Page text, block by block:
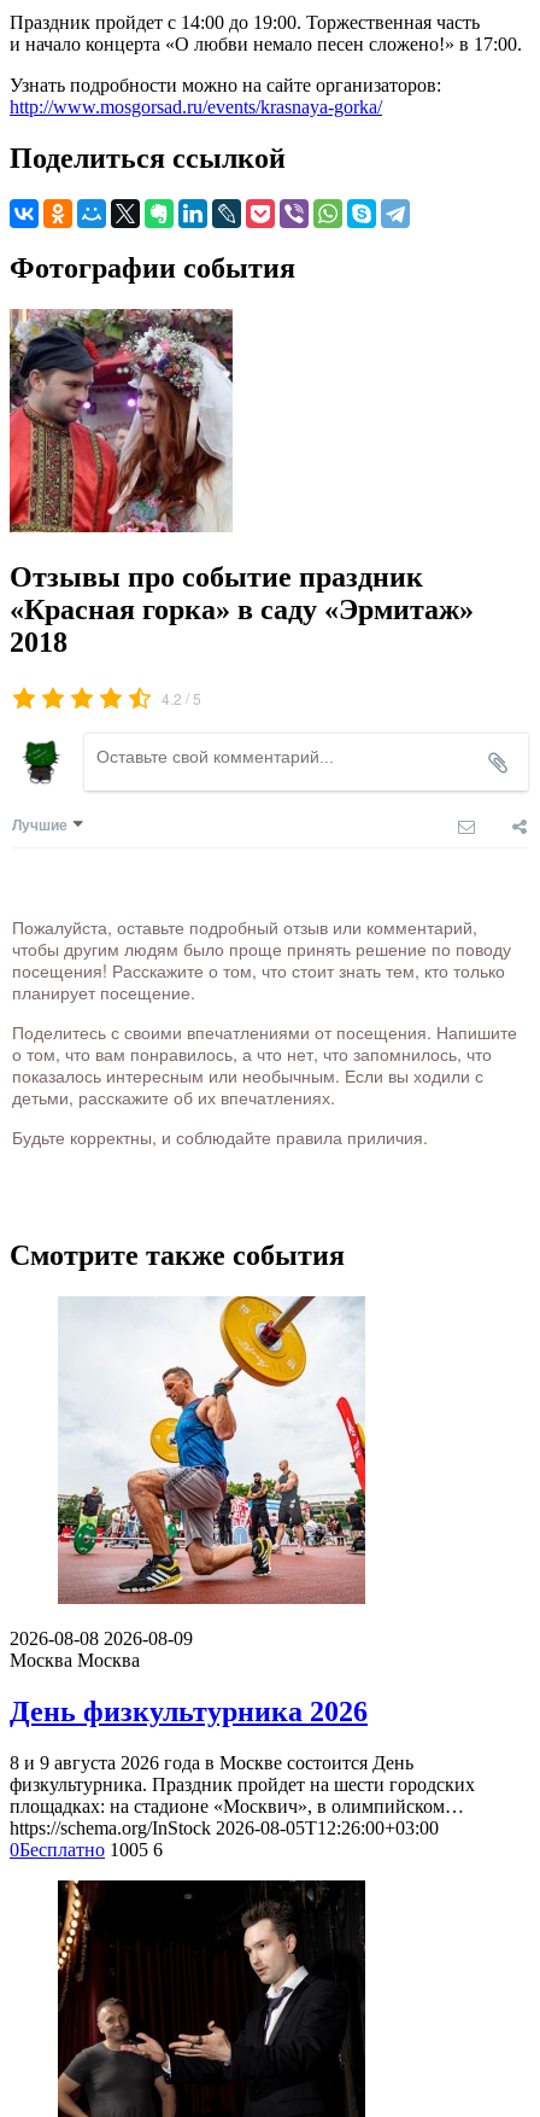
Праздник пройдет с 14:00 до 19:00. Торжественная часть
и начало концерта «О любви немало песен сложено!» в 17:00.
Узнать подробности можно на сайте организаторов:
http://www.mosgorsad.ru/events/krasnaya-gorka/
Поделиться ссылкой
Фотографии события
Отзывы про событие праздник
«Красная горка» в саду «Эрмитаж»
2018
4.2 / 5
Лучшие
Пожалуйста, оставьте подробный отзыв или комментарий,
чтобы другим людям было проще принять решение по поводу
посещения! Расскажите о том, что стоит знать тем, кто только
планирует посещение.
Поделитесь с своими впечатлениями от посещения. Напишите
о том, что вам понравилось, а что нет, что запомнилось, что
показалось интересным или необычным. Если вы ходили с
детьми, расскажите об их впечатлениях.
Будьте корректны, и соблюдайте правила приличия.
Смотрите также события
2026-08-08 2026-08-09
Москва Москва
День физкультурника 2026
8 и 9 августа 2026 года в Москве состоится День
физкультурника. Праздник пройдет на шести городских
площадках: на стадионе «Москвич», в олимпийском…
https://schema.org/InStock 2026-08-05T12:26:00+03:00
0Бесплатно 1005 6